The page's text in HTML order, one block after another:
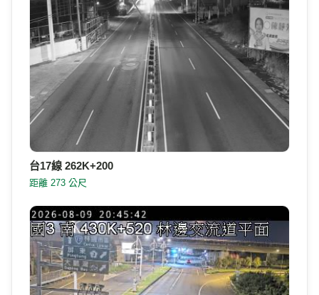
台17線 262K+200
距離 273 公尺